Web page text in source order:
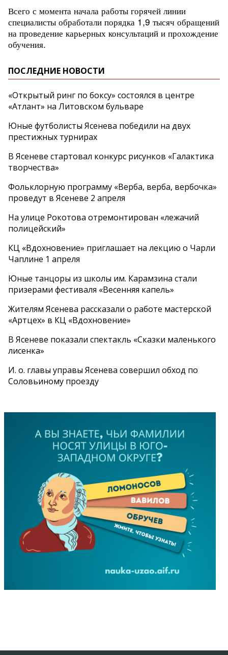
Всего с момента начала работы горячей линии
специалисты обработали порядка 1,9 тысяч обращений
на проведение карьерных консультаций и прохождение
обучения.
ПОСЛЕДНИЕ НОВОСТИ
«Открытый ринг по боксу» состоялся в центре
«Атлант» на Литовском бульваре
Юные футболисты Ясенева победили на двух
престижных турнирах
В Ясеневе стартовал конкурс рисунков «Галактика
творчества»
Фольклорную программу «Верба, верба, вербочка»
проведут в Ясеневе 2 апреля
На улице Рокотова отремонтирован «лежачий
полицейский»
КЦ «Вдохновение» приглашает на лекцию о Чарли
Чаплине 1 апреля
Юные танцоры из школы им. Карамзина стали
призерами фестиваля «Весенняя капель»
Жителям Ясенева рассказали о работе мастерской
«Артцех» в КЦ «Вдохновение»
В Ясеневе показали спектакль «Сказки маленького
лисенка»
И. о. главы управы Ясенева совершил обход по
Соловьиному проезду